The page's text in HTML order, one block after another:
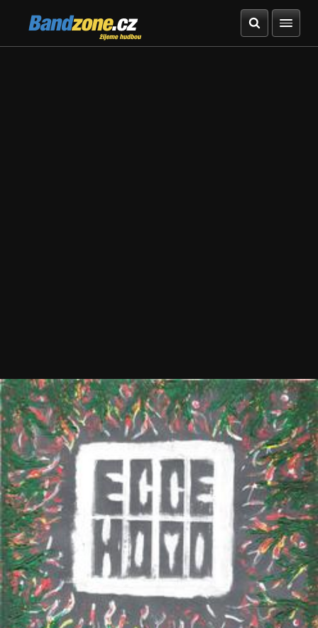
Bandzone.cz
žijeme hudbou